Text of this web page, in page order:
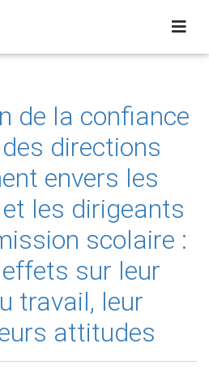
de la confiance
directions
envers les
les dirigeants
scolaire :
sur leur
travail, leur
attitudes